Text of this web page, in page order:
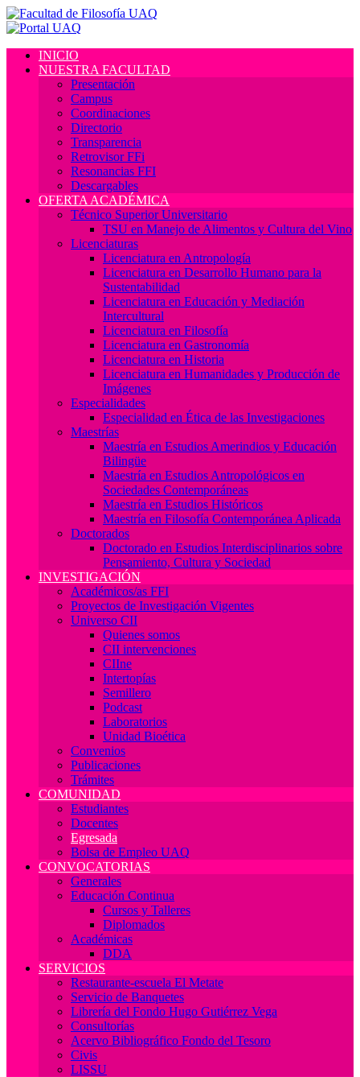
INICIO
NUESTRA FACULTAD
Presentación
Campus
Coordinaciones
Directorio
Transparencia
Retrovisor FFi
Resonancias FFI
Descargables
OFERTA ACADÉMICA
Técnico Superior Universitario
TSU en Manejo de Alimentos y Cultura del Vino
Licenciaturas
Licenciatura en Antropología
Licenciatura en Desarrollo Humano para la
Sustentabilidad
Licenciatura en Educación y Mediación
Intercultural
Licenciatura en Filosofía
Licenciatura en Gastronomía
Licenciatura en Historia
Licenciatura en Humanidades y Producción de
Imágenes
Especialidades
Especialidad en Ética de las Investigaciones
Maestrías
Maestría en Estudios Amerindios y Educación
Bilingüe
Maestría en Estudios Antropológicos en
Sociedades Contemporáneas
Maestría en Estudios Históricos
Maestría en Filosofía Contemporánea Aplicada
Doctorados
Doctorado en Estudios Interdisciplinarios sobre
Pensamiento, Cultura y Sociedad
INVESTIGACIÓN
Académicos/as FFI
Proyectos de Investigación Vigentes
Universo CII
Quienes somos
CII intervenciones
CIIne
Intertopías
Semillero
Podcast
Laboratorios
Unidad Bioética
Convenios
Publicaciones
Trámites
COMUNIDAD
Estudiantes
Docentes
Egresada
Bolsa de Empleo UAQ
CONVOCATORIAS
Generales
Educación Continua
Cursos y Talleres
Diplomados
Académicas
DDA
SERVICIOS
Restaurante-escuela El Metate
Servicio de Banquetes
Librería del Fondo Hugo Gutiérrez Vega
Consultorías
Acervo Bibliográfico Fondo del Tesoro
Civis
LISSU